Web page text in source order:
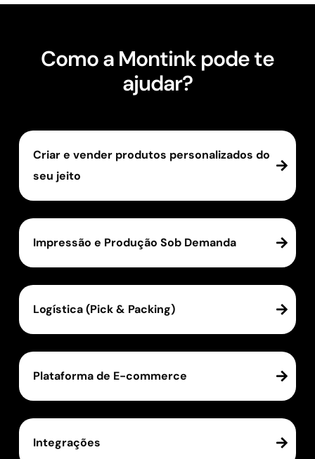
Como a Montink pode te
ajudar?
Criar e vender produtos personalizados do
seu jeito
Impressão e Produção Sob Demanda
Logística (Pick & Packing)
Plataforma de E-commerce
Integrações